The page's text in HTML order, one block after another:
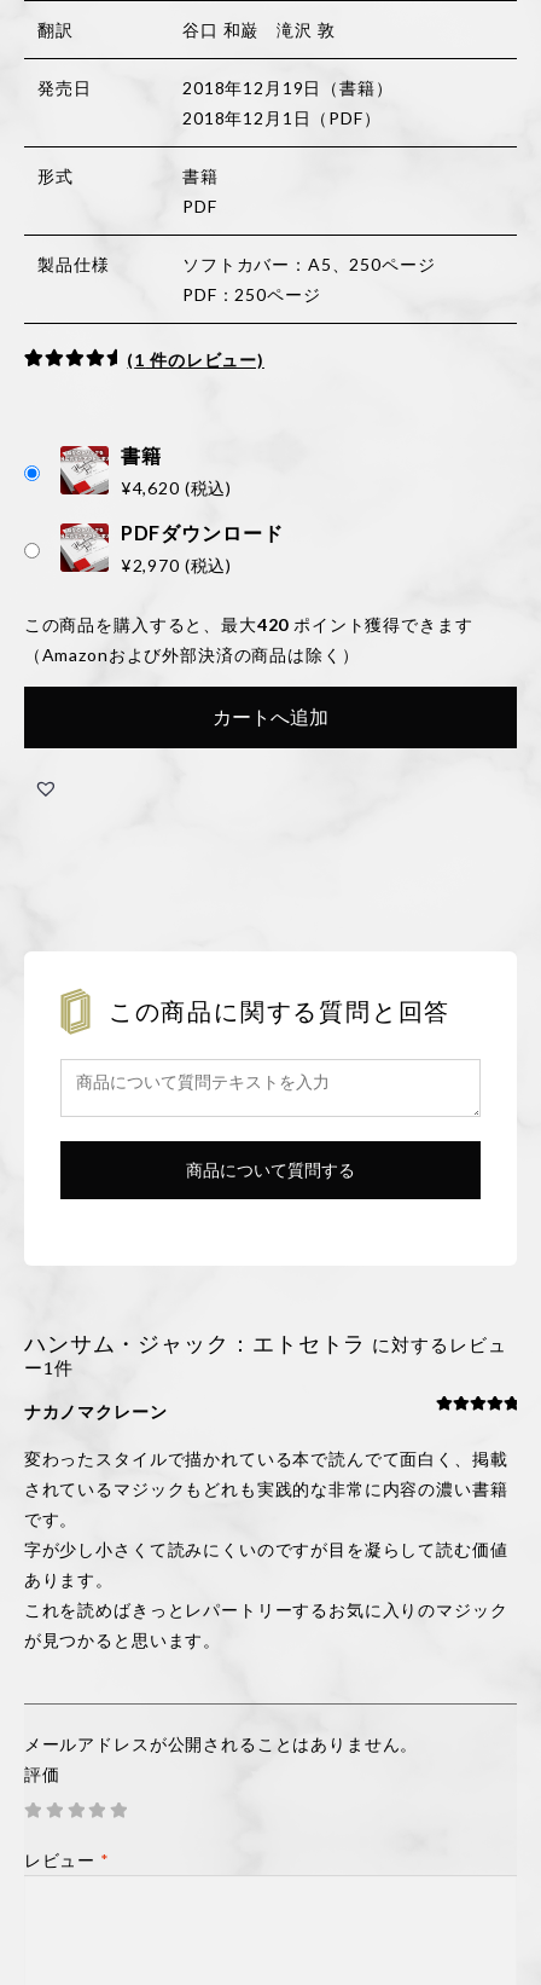
翻訳 谷口 和巌 滝沢 敦
発売日
2018年12月19日（書籍）
2018年12月1日（PDF）
形式
書籍
PDF
製品仕様
ソフトカバー：A5、250ページ
PDF：250ページ
価のうち、
点
(1 件のレビュー)
書籍
¥4,620 (税込)
PDFダウンロード
¥2,970 (税込)
この商品を購入すると、最大420 ポイント獲得できます
（Amazonおよび外部決済の商品は除く）
カートへ追加
この商品に関する質問と回答
ハンサム・ジャック：エトセトラ に対するレビュ
ー1件
ナカノマクレーン
変わったスタイルで描かれている本で読んでて面白く、掲載
されているマジックもどれも実践的な非常に内容の濃い書籍
です。
字が少し小さくて読みにくいのですが目を凝らして読む価値
あります。
これを読めばきっとレパートリーするお気に入りのマジック
が見つかると思います。
メールアドレスが公開されることはありません。
評価
レビュー *